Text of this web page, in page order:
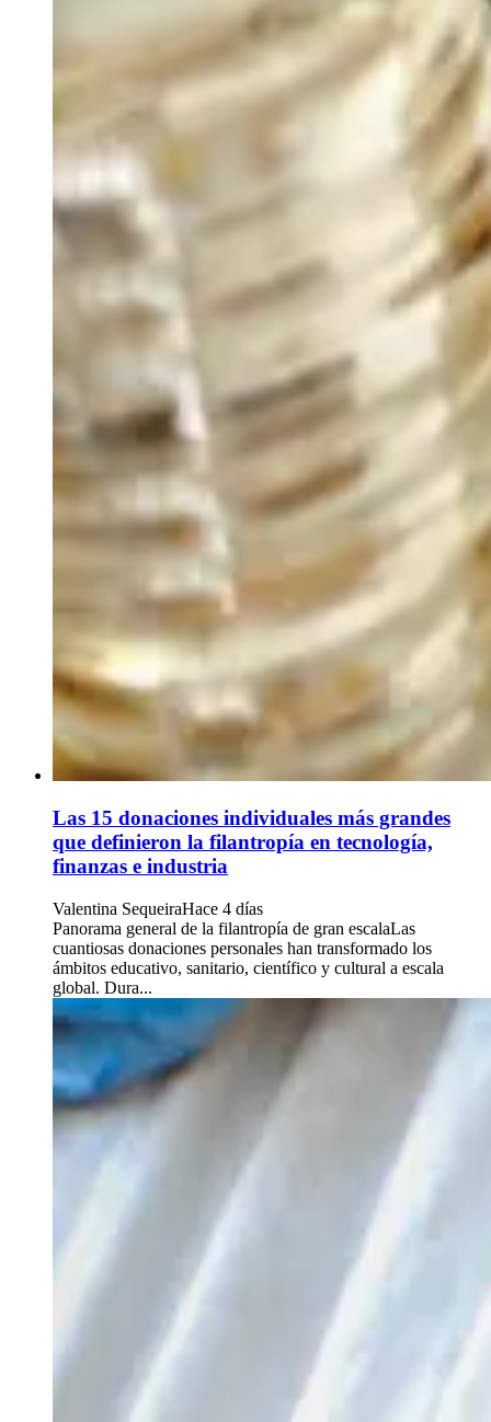
Las 15 donaciones individuales más grandes
que definieron la filantropía en tecnología,
finanzas e industria
Valentina SequeiraHace 4 días
Panorama general de la filantropía de gran escalaLas
cuantiosas donaciones personales han transformado los
ámbitos educativo, sanitario, científico y cultural a escala
global. Dura...